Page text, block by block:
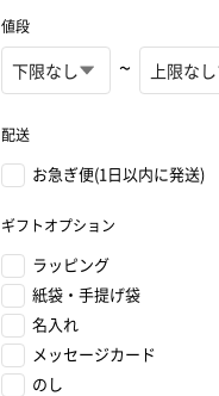
値段
~
配送
お急ぎ便(1日以内に発送)
ギフトオプション
ラッピング
紙袋・手提げ袋
名入れ
メッセージカード
のし